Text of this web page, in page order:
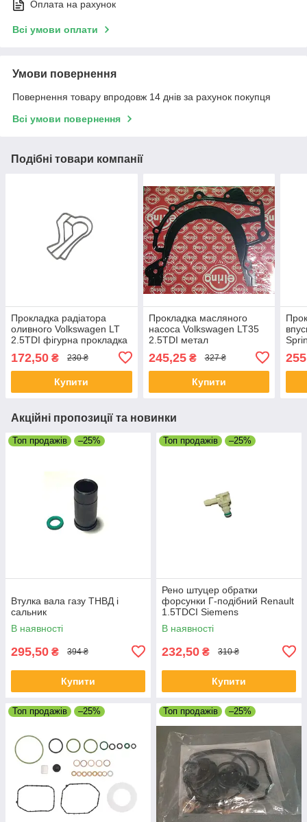
Оплата на рахунок
Всі умови оплати
Умови повернення
Повернення товару впродовж 14 днів за рахунок покупця
Всі умови повернення
Подібні товари компанії
Прокладка радіатора
оливного Volkswagen LT
2.5TDI фігурна прокладка
172,50 ₴ 230 ₴
Купити
Прокладка масляного
насоса Volkswagen LT35
2.5TDI метал
245,25₴ 327 ₴
Купити
255
Акційні пропозиції та новинки
Топ продажів –25%
Втулка вала газу ТНВД і
сальник
В наявності
295,50 ₴ 394 ₴
Купити
Топ продажів –25%
Рено штуцер обратки
форсунки Г-подібний Renault
1.5TDCI Siemens
В наявності
232,50 ₴ 310 ₴
Купити
Топ продажів –25% Топ продажів –25%